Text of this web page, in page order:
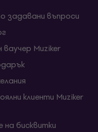
задавани въпроси
Muziker
клиенти Muziker
на бисквитки